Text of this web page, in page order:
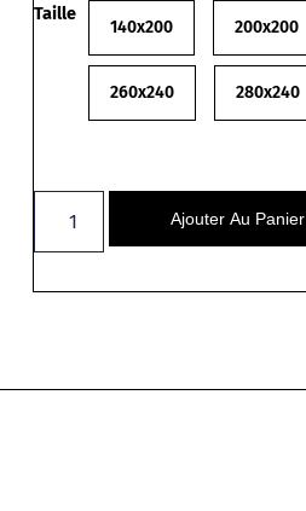
Taille
140x200 200x200
260x240 280x240
Ajouter Au Panier